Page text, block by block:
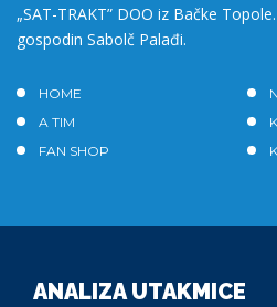
„SAT-TRAKT” DOO iz Bačke
gospodin Sabolč Palađi.
HOME
A TIM
FAN SHOP
ANALIZA UTAKMICE